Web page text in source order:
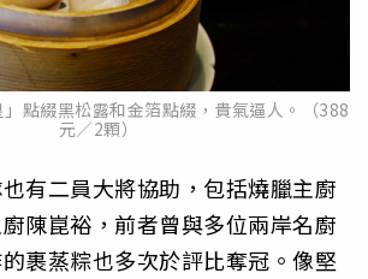
」點綴黑松露和金箔點綴，貴氣逼人。（388
元／2顆）
有二員大將協助，包括燒臘主廚
陳崑裕，前者曾與多位兩岸名廚
裹蒸粽也多次於評比奪冠。像堅